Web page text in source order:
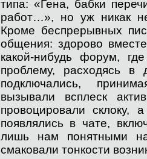
типа: «Гена, бабки
работ…», но уж никак
Кроме беспрерывных
общения: здорово
какой-нибудь форум,
проблему, расходясь в
подключались,
вызывали всплеск
провоцировали
появлялись в чате,
лишь нам понятными
смаковали тонкости